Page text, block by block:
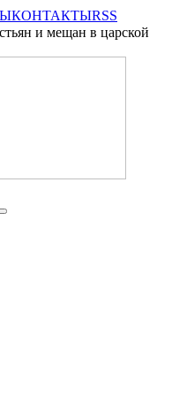
КОНТАКТЫRSS
и мещан в царской